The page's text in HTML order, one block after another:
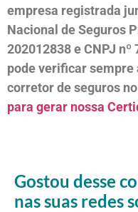
empresa registrada
Nacional de Seguros
202012838 e CNPJ
pode verificar sempre
corretor de seguros
para gerar nossa
Gostou desse
nas suas redes